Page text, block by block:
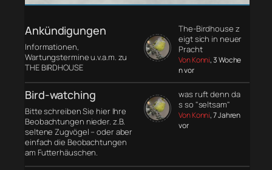
Ankündigungen
Informationen,
Wartungstermine u.v.a.m. zu
THE BIRDHOUSE
The-Birdhouse z
eigt sich in neuer
Pracht
Von Konni, 3 Woche
n vor
Bird-watching
Bitte schreiben Sie hier Ihre
Beobachtungen nieder. z.B.
seltene Zugvögel – oder aber
einfach die Beobachtungen
am Futterhäuschen.
was ruft denn da
s so "seltsam"
Von Konni, 7 Jahren
vor